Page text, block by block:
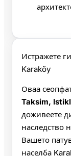
Истражете
Karaköy
Оваа
Taksim,
доживеете
наследство
Вашето
населба